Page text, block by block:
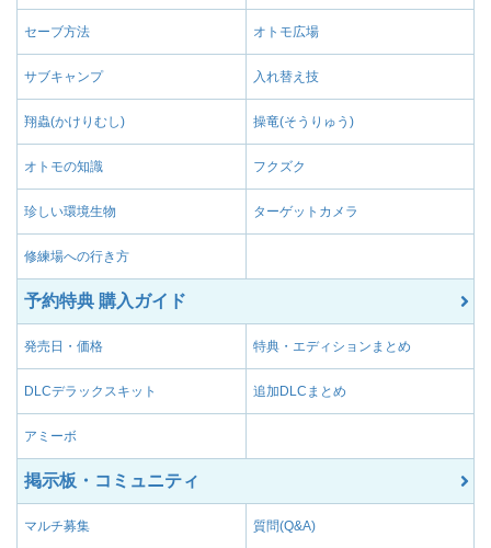
セーブ方法 オトモ広場
サブキャンプ 入れ替え技
翔蟲(かけりむし) 操竜(そうりゅう)
オトモの知識 フクズク
珍しい環境生物 ターゲットカメラ
修練場への行き方
予約特典 購入ガイド
発売日・価格 特典・エディションまとめ
DLCデラックスキット 追加DLCまとめ
アミーボ
掲示板・コミュニティ
マルチ募集 質問(Q&A)